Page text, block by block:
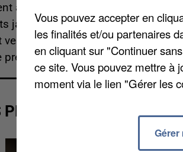
au rond-point des Fenots,
jaunes qui avait établi ses
Paris. A Illiers-Combray, une
précisions.
VUS
Vous pouvez accepter en
les finalités et/ou partenaires
en cliquant sur "Continuer
ce site. Vous pouvez mettre à
moment via le lien "Gérer les
Gérer